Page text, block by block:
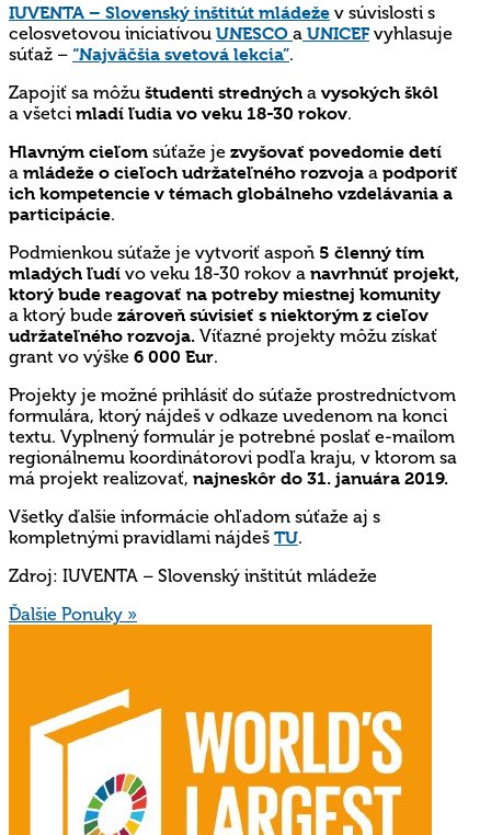
IUVENTA – Slovenský inštitút mládeže v súvislosti s
celosvetovou iniciatívou UNESCO a UNICEFvyhlasuje
súťaž – “Najväčšia svetová lekcia”.
Zapojiť sa môžu študenti stredných a vysokých škôl
a všetci mladí ľudia vo veku 18-30 rokov.
Hlavným cieľom súťaže je zvyšovať povedomie detí
a mládeže o cieľoch udržateľného rozvoja a podporiť
ich kompetencie v témach globálneho vzdelávania a
participácie.
Podmienkou súťaže je vytvoriť aspoň 5 členný tím
mladých ľudí vo veku 18-30 rokov a navrhnúť projekt,
ktorý bude reagovať na potreby miestnej komunity
a ktorý bude zároveň súvisieť s niektorým z cieľov
udržateľného rozvoja. Víťazné projekty môžu získať
grant vo výške 6 000 Eur.
Projekty je možné prihlásiť do súťaže prostredníctvom
formulára, ktorý nájdeš v odkaze uvedenom na konci
textu. Vyplnený formulár je potrebné poslať e-mailom
regionálnemu koordinátorovi podľa kraju, v ktorom sa
má projekt realizovať, najneskôr do 31. januára 2019.
Všetky ďalšie informácie ohľadom súťaže aj s
kompletnými pravidlami nájdeš TU.
Zdroj: IUVENTA – Slovenský inštitút mládeže
Ďalšie Ponuky »